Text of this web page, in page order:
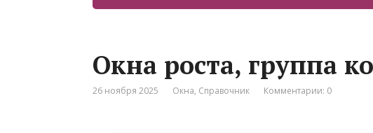
Окна роста, группа
26 ноября 2025 Окна, Справочник Комментарии: 0